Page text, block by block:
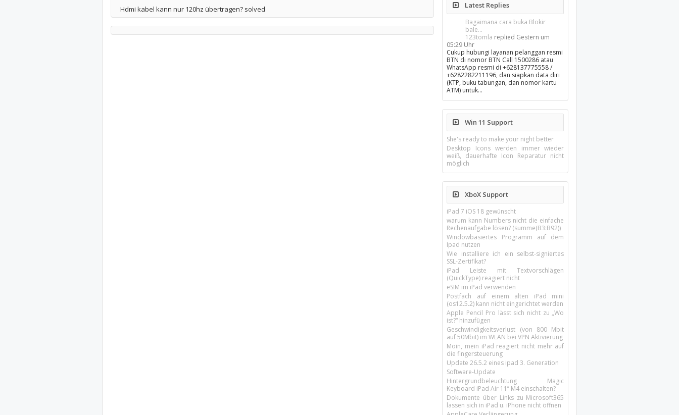
Hdmi kabel kann nur 120hz übertragen? solved Latest Replies
Bagaimana cara buka Blokir
bale...
123tomla replied Gestern um
05:29 Uhr
Cukup hubungi layanan pelanggan resmi
BTN di nomor BTN Call 1500286 atau
WhatsApp resmi di +628137775558 /
+6282282211196, dan siapkan data diri
(KTP, buku tabungan, dan nomor kartu
ATM) untuk…
Win 11 Support
She's ready to make your night better
Desktop Icons werden immer wieder
weiß, dauerhafte Icon Reparatur nicht
möglich
XboX Support
iPad 7 iOS 18 gewünscht
warum kann Numbers nicht die einfache
Rechenaufgabe lösen? (summe(B3:B92))
Windowbasiertes Programm auf dem
Ipad nutzen
Wie installiere ich ein selbst-signiertes
SSL-Zertifikat?
iPad Leiste mit Textvorschlägen
(QuickType) reagiert nicht
eSIM im iPad verwenden
Postfach auf einem alten iPad mini
(os12.5.2) kann nicht eingerichtet werden
Apple Pencil Pro lässt sich nicht zu „Wo
ist?“ hinzufügen
Geschwindigkeitsverlust (von 800 Mbit
auf 50Mbit) im WLAN bei VPN Aktivierung
Moin, mein iPad reagiert nicht mehr auf
die fingersteuerung
Update 26.5.2 eines ipad 3. Generation
Software-Update
Hintergrundbeleuchtung Magic
Keyboard iPad Air 11’’ M4 einschalten?
Dokumente über Links zu Microsoft365
lassen sich in iPad u. iPhone nicht öffnen